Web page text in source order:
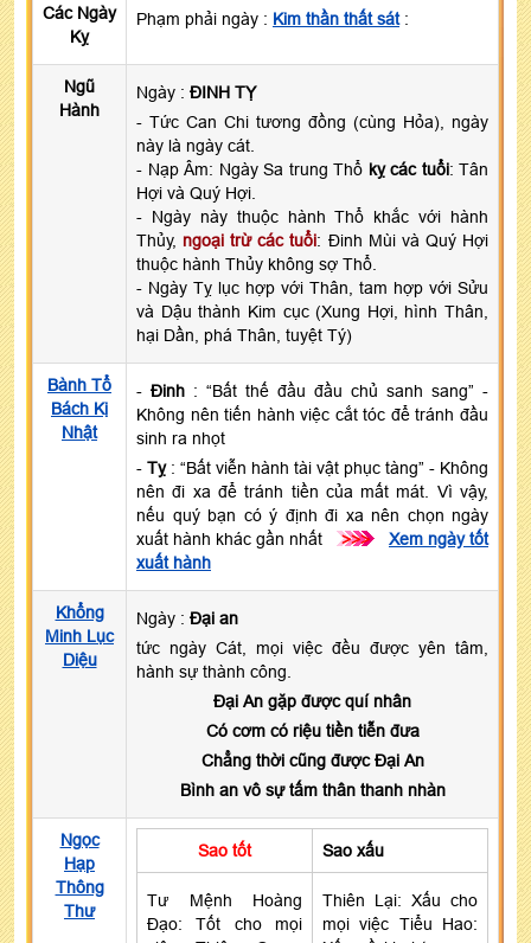
Các Ngày
Kỵ
Phạm phải ngày : Kim thần thất sát:
Ngũ
Hành
Ngày : ĐINH TỴ
- Tức Can Chi tương đồng (cùng Hỏa), ngày
này là ngày cát.
- Nạp Âm: Ngày Sa trung Thổ kỵ các tuổi: Tân
Hợi và Quý Hợi.
- Ngày này thuộc hành Thổ khắc với hành
Thủy, ngoại trừ các tuổi: Đinh Mùi và Quý Hợi
thuộc hành Thủy không sợ Thổ.
- Ngày Tỵ lục hợp với Thân, tam hợp với Sửu
và Dậu thành Kim cục (Xung Hợi, hình Thân,
hại Dần, phá Thân, tuyệt Tý)
Bành Tổ
Bách Kị
Nhật
- Đinh : “Bất thế đầu đầu chủ sanh sang” -
Không nên tiến hành việc cắt tóc để tránh đầu
sinh ra nhọt
- Tỵ: “Bất viễn hành tài vật phục tàng” - Không
nên đi xa để tránh tiền của mất mát. Vì vậy,
nếu quý bạn có ý định đi xa nên chọn ngày
xuất hành khác gần nhất
>>>
Xem ngày tốt
xuất hành
Khổng
Minh Lục
Diệu
Ngày : Đại an
tức ngày Cát, mọi việc đều được yên tâm,
hành sự thành công.
Đại An gặp được quí nhân
Có cơm có riệu tiền tiễn đưa
Chẳng thời cũng được Đại An
Bình an vô sự tấm thân thanh nhàn
Ngọc
Hạp
Thông
Thư
Sao tốt Sao xấu
Tư Mệnh Hoàng
Đạo: Tốt cho mọi
Thiên Lại: Xấu cho
mọi việc Tiểu Hao: